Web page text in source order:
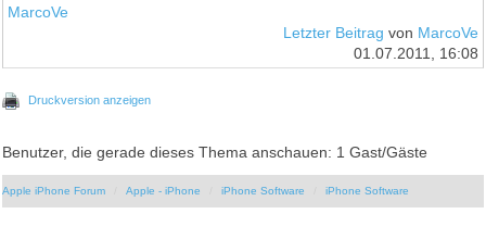
MarcoVe
Letzter Beitrag von MarcoVe
01.07.2011, 16:08
Druckversion anzeigen
Benutzer, die gerade dieses Thema anschauen: 1 Gast/Gäste
Apple iPhone Forum Apple - iPhone iPhone Software iPhone Software